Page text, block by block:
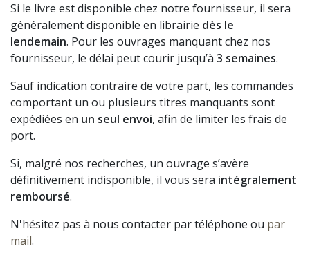
Si le livre est disponible chez notre fournisseur, il sera
généralement disponible en librairie dès le
lendemain. Pour les ouvrages manquant chez nos
fournisseur, le délai peut courir jusqu’à 3 semaines.
Sauf indication contraire de votre part, les commandes
comportant un ou plusieurs titres manquants sont
expédiées en un seul envoi, afin de limiter les frais de
port.
Si, malgré nos recherches, un ouvrage s’avère
définitivement indisponible, il vous sera intégralement
remboursé.
N'hésitez pas à nous contacter par téléphone ou par
mail.